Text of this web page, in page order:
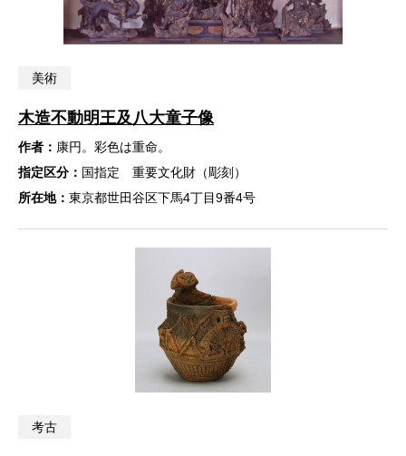
美術
木造不動明王及八大童子像
作者： 康円。彩色は重命。
指定区分： 国指定 重要文化財（彫刻）
所在地： 東京都世田谷区下馬4丁目9番4号
考古